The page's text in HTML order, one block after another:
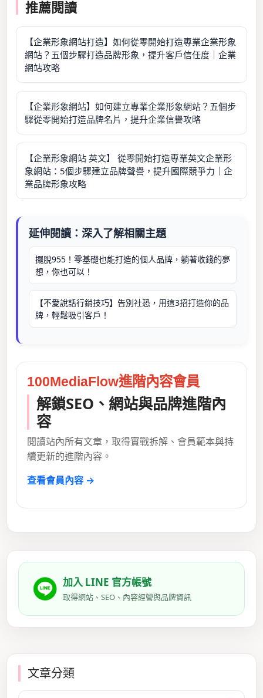
推薦閱讀
【企業形象網站打造】如何從零開始打造專業企業形象
網站？五個步驟打造品牌形象，提升客戶信任度｜企業
網站攻略
【企業形象網站】如何建立專業企業形象網站？五個步
驟從零開始打造品牌名片，提升企業信譽攻略
【企業形象網站 英文】 從零開始打造專業英文企業形
象網站：5個步驟建立品牌聲譽，提升國際競爭力｜企
業品牌形象攻略
延伸閱讀：深入了解相關主題
擺脫955！零基礎也能打造的個人品牌，躺著收錢的夢
想，你也可以！
【不愛說話行銷技巧】告別社恐，用這3招打造你的品
牌，輕鬆吸引客戶！
100MediaFlow進階內容會員
解鎖SEO、網站與品牌進階內
容
閱讀站內所有文章，取得實戰拆解、會員範本與持
續更新的進階內容。
查看會員內容 →
加入 LINE 官方帳號
取得網站、SEO、內容經營與品牌資訊
文章分類